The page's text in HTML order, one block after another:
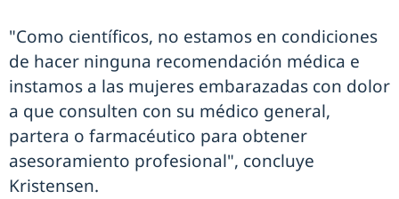
"Como científicos, no estamos en condiciones
de hacer ninguna recomendación médica e
instamos a las mujeres embarazadas con dolor
a que consulten con su médico general,
partera o farmacéutico para obtener
asesoramiento profesional", concluye
Kristensen.